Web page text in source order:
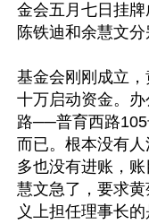
金会五月七日挂
陈铁迪和余慧文
基金会刚刚成立
十万启动资金。
路──普育西路
而已。根本没有人
多也没有进账，
慧文急了，要求
义上担任理事长